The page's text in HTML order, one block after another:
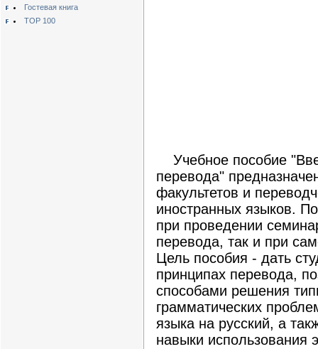
Гостевая книга
TOP 100
Учебное пособие
перевода"
факультетов и
иностранных языков.
при проведении
перевода, так и при
Цель пособия - дать
принципах перевода,
способами решения
грамматических
языка на русский, а
навыки использования